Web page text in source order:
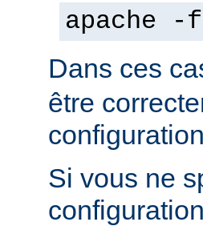
apache
Dans ces
être
Si vous ne